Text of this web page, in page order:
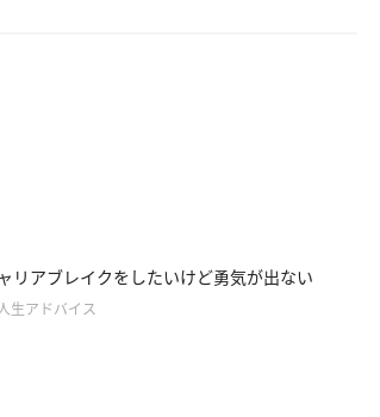
リアブレイクをしたいけど勇気が出ない
生アドバイス